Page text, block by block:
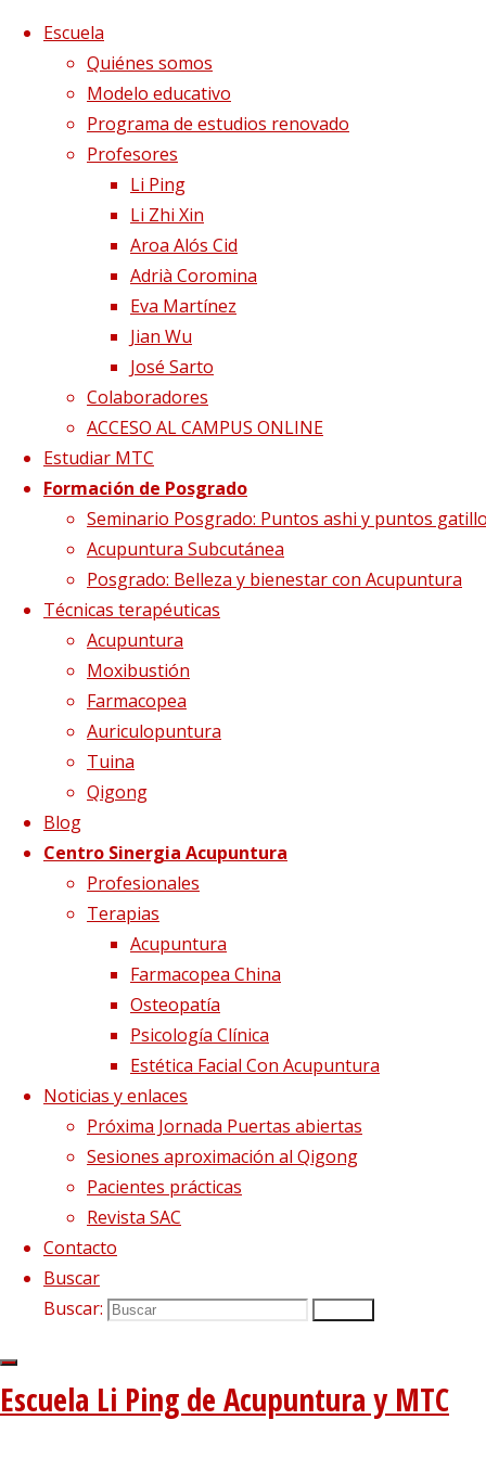
Saltar al contenido
Escuela
Quiénes somos
Modelo educativo
Programa de estudios renovado
Profesores
Li Ping
Li Zhi Xin
Aroa Alós Cid
Adrià Coromina
Eva Martínez
Jian Wu
José Sarto
Colaboradores
ACCESO AL CAMPUS ONLINE
Estudiar MTC
Formación de Posgrado
Seminario Posgrado: Puntos ashi y puntos
Acupuntura Subcutánea
Posgrado: Belleza y bienestar con Acupuntura
Técnicas terapéuticas
Acupuntura
Moxibustión
Farmacopea
Auriculopuntura
Tuina
Qigong
Blog
Centro Sinergia Acupuntura
Profesionales
Terapias
Acupuntura
Farmacopea China
Osteopatía
Psicología Clínica
Estética Facial Con Acupuntura
Noticias y enlaces
Próxima Jornada Puertas abiertas
Sesiones aproximación al Qigong
Pacientes prácticas
Revista SAC
Contacto
Buscar
Buscar:
Escuela Li Ping de Acupuntura y MTC
Página de InicioBlog
20130817221017-image-web
20130817221017-
image-web
Tamaño completo
Helicobacter Pylori
Imagen anterior
Imagen siguiente
Síguenos en Twitter
Tweets sobre liping_mtc
Blog – Últimos artículos
Dietética, Nutrición y Medicina china22 febrero, 2023